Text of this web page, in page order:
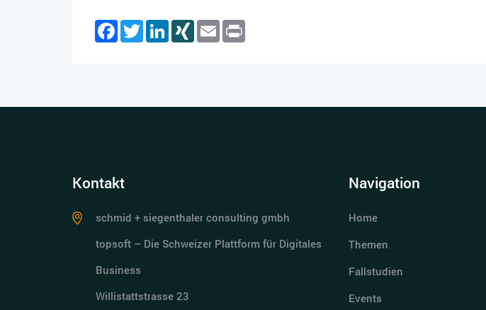
FacebookTwitterLinkedInXING Email
Kontakt
schmid + siegenthaler consulting gmbh
topsoft – Die Schweizer Plattform für Digitales
Business
Willistattstrasse 23
Navigation
Home
Themen
Fallstudien
Events